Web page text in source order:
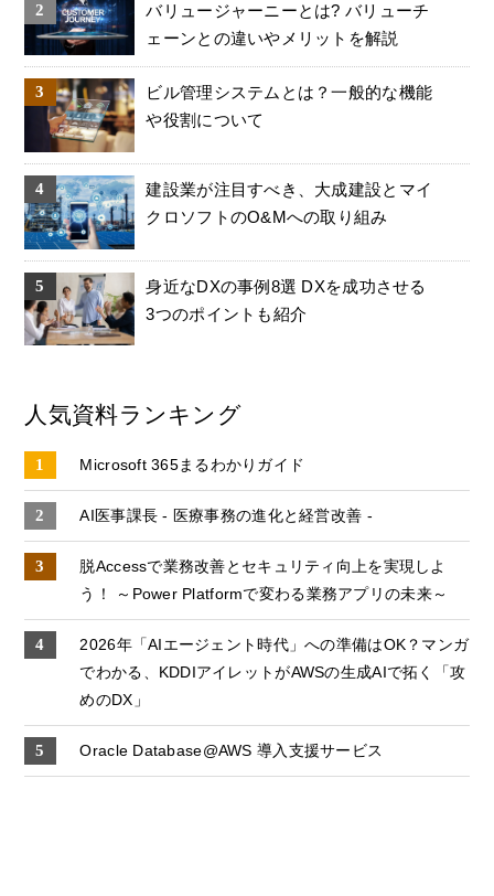
バリュージャーニーとは? バリューチ
ェーンとの違いやメリットを解説
ビル管理システムとは？一般的な機能
や役割について
建設業が注目すべき、大成建設とマイ
クロソフトのO&Mへの取り組み
身近なDXの事例8選 DXを成功させる
3つのポイントも紹介
人気資料ランキング
Microsoft 365まるわかりガイド
AI医事課長 - 医療事務の進化と経営改善 -
脱Accessで業務改善とセキュリティ向上を実現しよ
う！ ～Power Platformで変わる業務アプリの未来～
2026年「AIエージェント時代」への準備はOK？マンガ
でわかる、KDDIアイレットがAWSの生成AIで拓く「攻
めのDX」
Oracle Database@AWS 導入支援サービス